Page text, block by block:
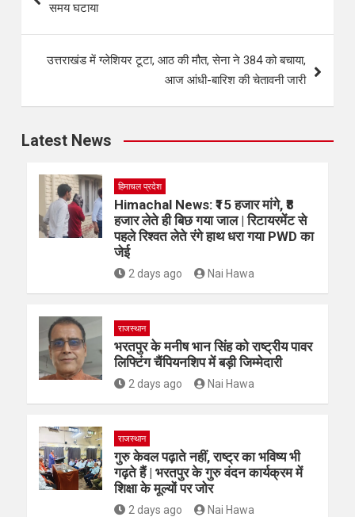
समय घटाया
उत्तराखंड में ग्लेशियर टूटा, आठ की मौत, सेना ने 384 को बचाया,
आज आंधी-बारिश की चेतावनी जारी
Latest News
हिमाचल प्रदेश
Himachal News: ₹15 हजार मांगे, ₹8
हजार लेते ही बिछ गया जाल | रिटायरमेंट से
पहले रिश्वत लेते रंगे हाथ धरा गया PWD का
जेई
2 days ago Nai Hawa
राजस्थान
भरतपुर के मनीष भान सिंह को राष्ट्रीय पावर
लिफ्टिंग चैंपियनशिप में बड़ी जिम्मेदारी
2 days ago Nai Hawa
राजस्थान
गुरु केवल पढ़ाते नहीं, राष्ट्र का भविष्य भी
गढ़ते हैं | भरतपुर के गुरु वंदन कार्यक्रम में
शिक्षा के मूल्यों पर जोर
2 days ago Nai Hawa